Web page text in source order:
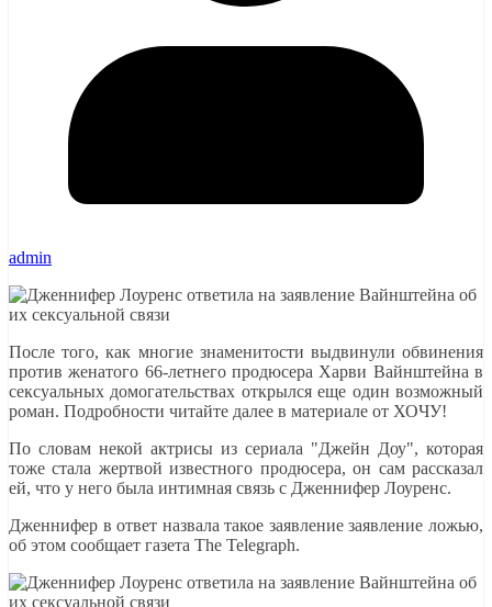
admin
После того, как многие знаменитости выдвинули обвинения
против женатого 66-летнего продюсера Харви Вайнштейна в
сексуальных домогательствах открылся еще один возможный
роман. Подробности читайте далее в материале от ХОЧУ!
По словам некой актрисы из сериала "Джейн Доу", которая
тоже стала жертвой известного продюсера, он сам рассказал
ей, что у него была интимная связь с Дженнифер Лоуренс.
Дженнифер в ответ назвала такое заявление заявление ложью,
об этом сообщает газета The Telegraph.